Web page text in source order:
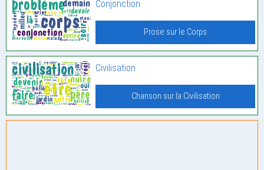
Conjonction
Prose sur le Corps
Civilisation
Chanson sur la Civilisation